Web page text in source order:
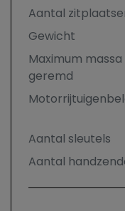
Aantal
Gewicht
Maximum massa
geremd
Aantal sleutels
Aantal